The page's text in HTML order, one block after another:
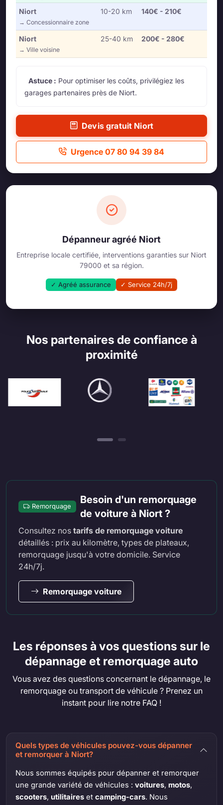
Niort
→ Concessionnaire zone
10-20 km 140€ - 210€
Niort
→ Ville voisine
25-40 km 200€ - 280€
Astuce : Pour optimiser les coûts, privilégiez les
garages partenaires près de Niort.
Devis gratuit Niort
Urgence 07 80 94 39 84
Dépanneur agréé Niort
Entreprise locale certifiée, interventions garanties sur Niort
79000 et sa région.
✓ Agréé assurance ✓ Service 24h/7j
Nos partenaires de confiance à
proximité
Remorquage
Besoin d'un remorquage
de voiture à Niort ?
Consultez nos tarifs de remorquage voiture
détaillés : prix au kilomètre, types de plateaux,
remorquage jusqu'à votre domicile. Service
24h/7j.
Remorquage voiture
Les réponses à vos questions sur le
dépannage et remorquage auto
Vous avez des questions concernant le dépannage, le
remorquage ou transport de véhicule ? Prenez un
instant pour lire notre FAQ !
Quels types de véhicules pouvez-vous dépanner
et remorquer à Niort?
Nous sommes équipés pour dépanner et remorquer
une grande variété de véhicules :voitures, motos,
scooters, utilitaires etcamping-cars. Nous